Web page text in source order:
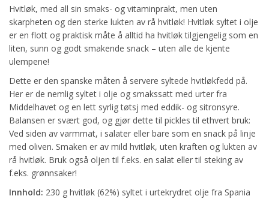
Hvitløk, med all sin smaks- og vitaminprakt, men uten
skarpheten og den sterke lukten av rå hvitløk! Hvitløk syltet i olje
er en flott og praktisk måte å alltid ha hvitløk tilgjengelig som en
liten, sunn og godt smakende snack – uten alle de kjente
ulempene!
Dette er den spanske måten å servere syltede hvitløkfedd på.
Her er de nemlig syltet i olje og smakssatt med urter fra
Middelhavet og en lett syrlig tøtsj med eddik- og sitronsyre.
Balansen er svært god, og gjør dette til pickles til ethvert bruk:
Ved siden av varmmat, i salater eller bare som en snack på linje
med oliven. Smaken er av mild hvitløk, uten kraften og lukten av
rå hvitløk. Bruk også oljen til f.eks. en salat eller til steking av
f.eks. grønnsaker!
Innhold: 230 g hvitløk (62%) syltet i urtekrydret olje fra Spania